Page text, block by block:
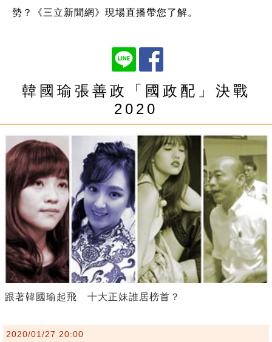
勢？《三立新聞網》現場直播帶您了解。
韓國瑜張善政「國政配」決戰
2020
跟著韓國瑜起飛 十大正妹誰居榜首？
2020/01/27 20:00